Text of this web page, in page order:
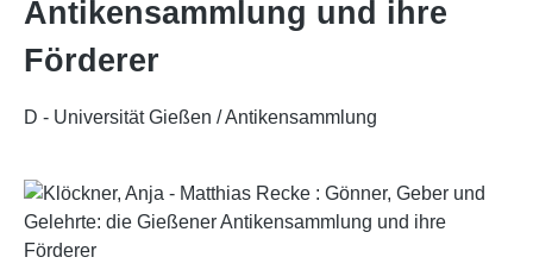
Antikensammlung und ihre
Förderer
D - Universität Gießen / Antikensammlung
Skip image gallery